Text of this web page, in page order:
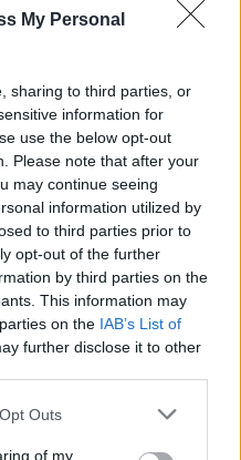
My Personal
sharing to third parties, or
information for
use the below opt-out
Please note that after your
may continue seeing
information utilized by
to third parties prior to
opt-out of the further
by third parties on the
This information may
on the IAB’s List of
further disclose it to other
uses one or more Google
You may click to
Outs
of my
για απευθείας...
Αθήνα για Λονδίνο μόλις με